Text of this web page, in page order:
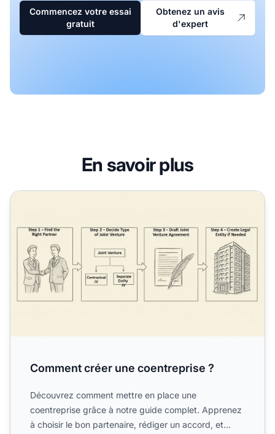
Commencez votre essai
gratuit
Obtenez un avis
d'expert
En savoir plus
Comment créer une coentreprise ?
Comment créer une coentreprise ?
Découvrez comment mettre en place une
coentreprise grâce à notre guide complet. Apprenez
à choisir le bon partenaire, rédiger un accord, et